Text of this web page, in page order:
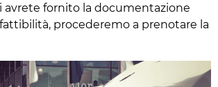
avrete fornito la documentazione
procederemo a prenotare la